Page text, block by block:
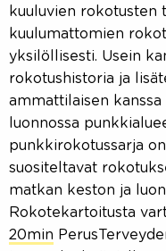
kuuluvien rokotusten
kuulumattomien
yksilöllisesti. Usein
rokotushistoria ja
ammattilaisen
luonnossa
punkkirokotussarja
suositeltavat
matkan keston ja
Rokotekartoitusta
20min